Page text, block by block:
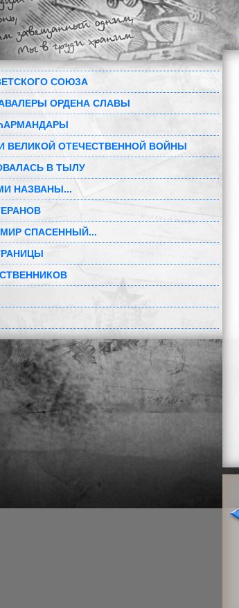
СОЮЗА
ОРДЕНА СЛАВЫ
ВЕЛИКОЙ ОТЕЧЕСТВЕННОЙ ВОЙНЫ
В ТЫЛУ
НАЗВАНЫ...
СПАСЕННЫЙ...